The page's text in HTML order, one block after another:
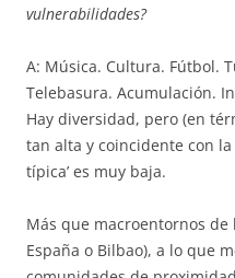
vulnerabilidades?
A: Música. Cultura. Fútbol.
Telebasura. Acumulación.
Hay diversidad, pero (en
tan alta y coincidente con la
típica’ es muy baja.
Más que macroentornos de
España o Bilbao), a lo que